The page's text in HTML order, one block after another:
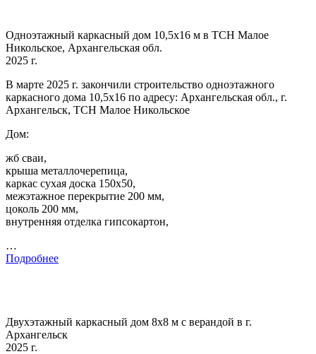
Одноэтажный каркасный дом 10,5х16 м в ТСН Малое
Никольское, Архангельская обл.
2025 г.
В марте 2025 г. закончили строительство одноэтажного
каркасного дома 10,5х16 по адресу: Архангельская обл., г.
Архангельск, ТСН Малое Никольское
Дом:
жб сваи,
крыша металлочерепица,
каркас сухая доска 150х50,
межэтажное перекрытие 200 мм,
цоколь 200 мм,
внутренняя отделка гипсокартон,
…
Подробнее
Двухэтажный каркасный дом 8х8 м с верандой в г.
Архангельск
2025 г.